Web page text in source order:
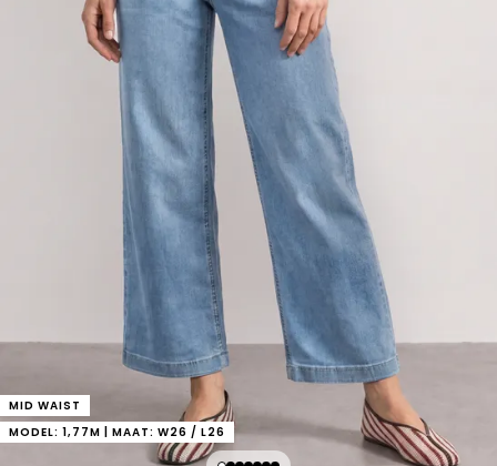
MID WAIST
MODEL: 1,77M | MAAT: W26 / L26